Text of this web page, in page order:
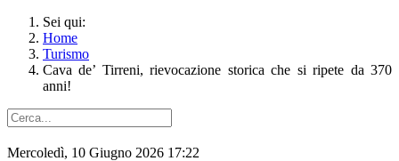
Sei qui:
Home
Turismo
Cava de’ Tirreni, rievocazione storica che si ripete da 370
anni!
Mercoledì, 10 Giugno 2026 17:22